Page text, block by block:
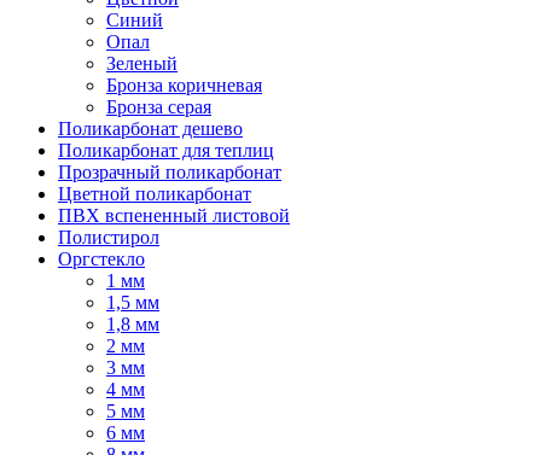
Синий
Опал
Зеленый
Бронза коричневая
Бронза серая
Поликарбонат дешево
Поликарбонат для теплиц
Прозрачный поликарбонат
Цветной поликарбонат
ПВХ вспененный листовой
Полистирол
Оргстекло
1 мм
1,5 мм
1,8 мм
2 мм
3 мм
4 мм
5 мм
6 мм